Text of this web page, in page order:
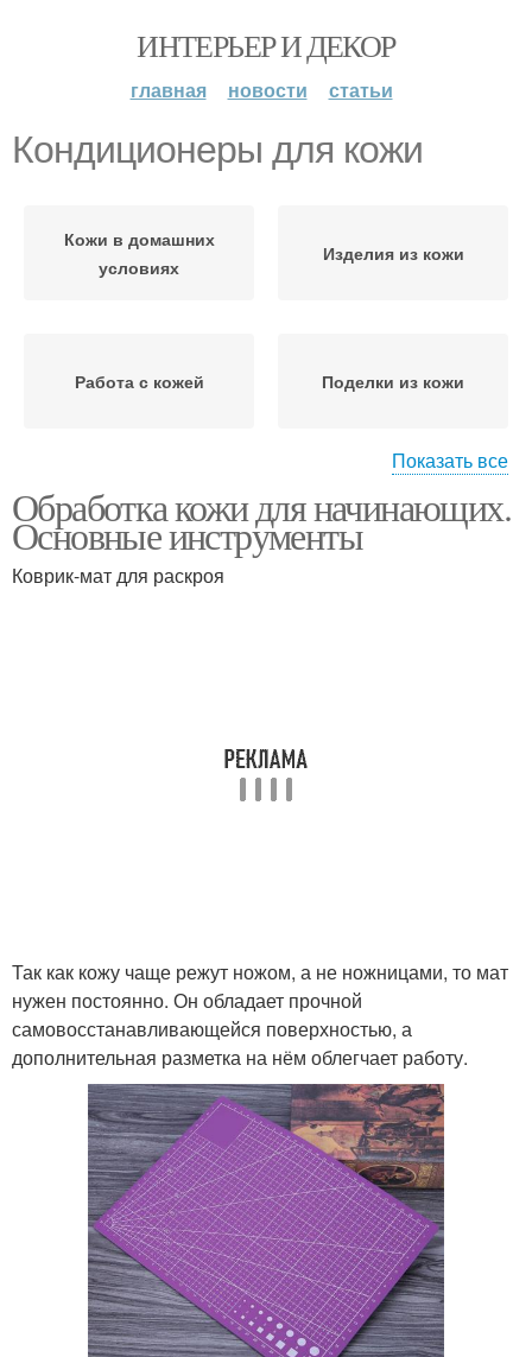
ИНТЕРЬЕР И ДЕКОР
главная новости статьи
Кондиционеры для кожи
Кожи в домашних
условиях
Изделия из кожи
Работа с кожей Поделки из кожи
Сумочка из кожи Цветок из кожи
Показать все
Обработка кожи для начинающих.
Основные инструменты
Коврик-мат для раскроя
Так как кожу чаще режут ножом, а не ножницами, то мат
нужен постоянно. Он обладает прочной
самовосстанавливающейся поверхностью, а
дополнительная разметка на нём облегчает работу.